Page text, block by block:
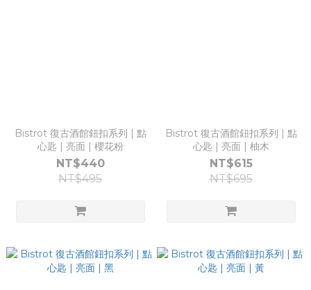
Bistrot 復古酒館鈕扣系列 | 點
心匙 | 亮面 | 櫻花粉
NT$440
NT$495
Bistrot 復古酒館鈕扣系列 | 點
心匙 | 亮面 | 柚木
NT$615
NT$695